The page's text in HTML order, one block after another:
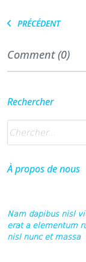
PRÉCÉDENT
Comment (0)
Rechercher
À propos de nous
Nam dapibus nisl
erat a elementum
nisl nunc et massa